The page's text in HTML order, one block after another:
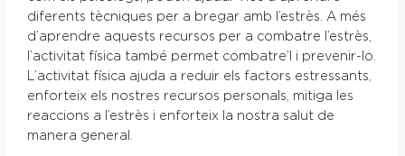
diferents tècniques per a bregar amb l’estrès. A més
d’aprendre aquests recursos per a combatre l’estrès,
l’activitat física també permet combatre’l i prevenir-lo.
L’activitat física ajuda a reduir els factors estressants,
enforteix els nostres recursos personals, mitiga les
reaccions a l’estrès i enforteix la nostra salut de
manera general.